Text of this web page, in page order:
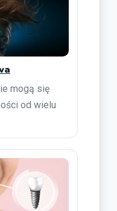
mogą się
od wielu